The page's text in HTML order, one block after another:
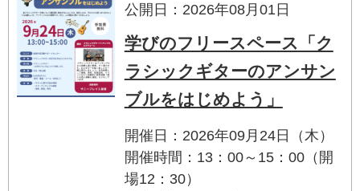
公開日：2026年08月01日
学びのフリースペース「ク
ラシックギターのアンサン
ブルをはじめよう」
開催日：2026年09月24日（木）
開催時間：13：00～15：00（開
場12：30）